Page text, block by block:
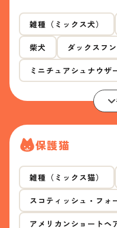
雑種（ミックス犬）
柴犬 ダックスフ
ミニチュアシュナウザ
保護猫
雑種（ミックス猫）
スコティッシュ・フォ
アメリカンショートヘ